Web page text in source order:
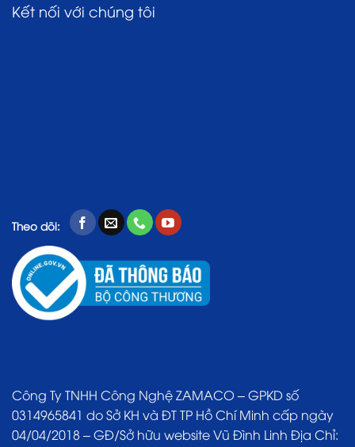
Kết nối với chúng tôi
Theo dõi:
Công Ty TNHH Công Nghệ ZAMACO – GPKD số
0314965841 do Sở KH và ĐT TP Hồ Chí Minh cấp ngày
04/04/2018 – GĐ/Sở hữu website Vũ Đình Linh Địa Chỉ: